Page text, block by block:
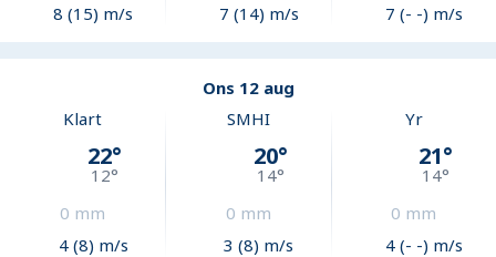
8 (15) m/s
7 (14) m/s
7 (- -) m/s
Ons 12 aug
Klart
22°
12°
0 mm
4 (8) m/s
SMHI
20°
14°
0 mm
3 (8) m/s
Yr
21°
14°
0 mm
4 (- -) m/s